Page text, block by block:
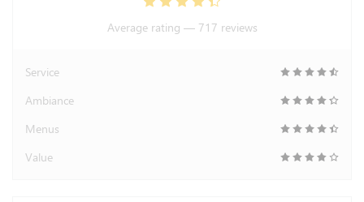
Average rating — 717 reviews
Service
Ambiance
Menus
Value